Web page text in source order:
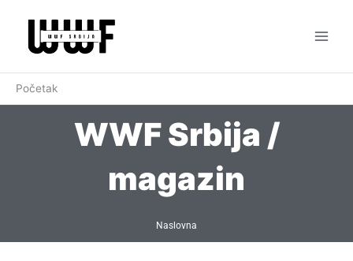
Početak
WWF Srbija /
magazin
Naslovna